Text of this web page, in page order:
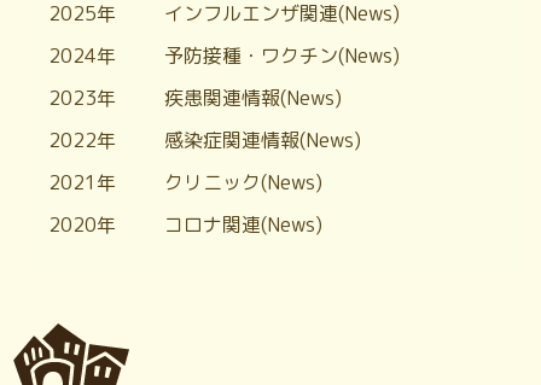
2025年
2024年
2023年
2022年
2021年
2020年
インフルエンザ関連(News)
予防接種・ワクチン(News)
疾患関連情報(News)
感染症関連情報(News)
クリニック(News)
コロナ関連(News)